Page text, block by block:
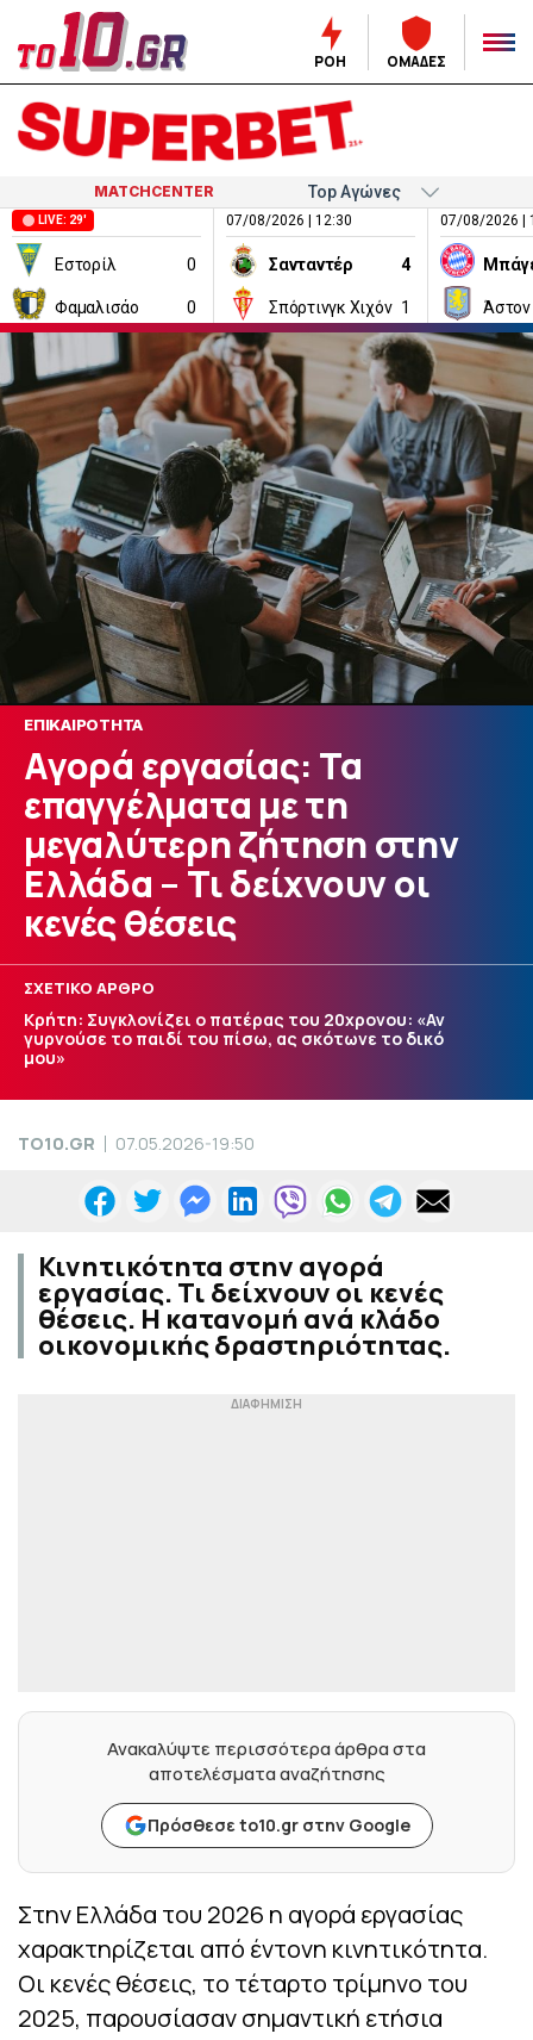
ΡΟΗ ΟΜΑΔΕΣ
MATCHCENTER
07/08/2026 | 12:30
Σανταντέρ 4
Σπόρτινγκ Χιχόν 1
07/08/2026 |
Άστον
LIVE: 29'
Εστορίλ 0
Φαμαλισάο 0
ΕΠΙΚΑΙΡΟΤΗΤΑ
Αγορά εργασίας: Τα
επαγγέλματα με τη
μεγαλύτερη ζήτηση στην
Ελλάδα – Τι δείχνουν οι
κενές θέσεις
ΣΧΕΤΙΚΟ ΑΡΘΡΟ
Κρήτη: Συγκλονίζει ο πατέρας του 20χρονου: «Αν
γυρνούσε το παιδί του πίσω, ας σκότωνε το δικό
μου»
TO10.GR 07.05.2026-19:50
Κινητικότητα στην αγορά
εργασίας. Τι δείχνουν οι κενές
θέσεις. Η κατανομή ανά κλάδο
οικονομικής δραστηριότητας.
Ανακαλύψτε περισσότερα άρθρα στα
αποτελέσματα αναζήτησης
Πρόσθεσε to10.gr στην Google
Στην Ελλάδα του 2026 η αγορά εργασίας
χαρακτηρίζεται από έντονη κινητικότητα.
Οι κενές θέσεις, το τέταρτο τρίμηνο του
2025, παρουσίασαν σημαντική ετήσια